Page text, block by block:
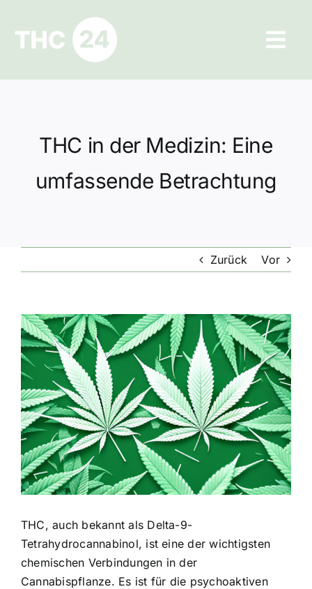
springen
Ratgeber
Datenschutz
THC in der Medizin: Eine
umfassende Betrachtung
Zurück Vor
Zeige
grösseres
Bild
THC, auch bekannt als Delta-9-
Tetrahydrocannabinol, ist eine der wichtigsten
chemischen Verbindungen in der
Cannabispflanze. Es ist für die psychoaktiven